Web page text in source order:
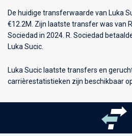
De huidige transferwaarde van Luka
€12.2M. Zijn laatste transfer was van
Sociedad in 2024. R. Sociedad
Luka Sucic.
Luka Sucic laatste transfers en
carrièrestatistieken zijn beschikbaar